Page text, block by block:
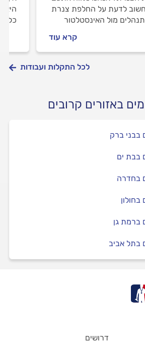
לדעת על החלפת צנרת
מול האינסטלטור
קרא עוד
היא
כל
לכל התקלות ועבודות
באזורים קרובים
בבני ברק
בבת ים
בחדרה
ברמת גן
בתל אביב
דרושים